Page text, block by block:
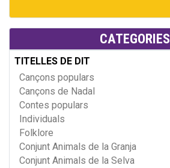
CATEGORIES
TITELLES DE DIT
Cançons populars
Cançons de Nadal
Contes populars
Individuals
Folklore
Conjunt Animals de la Granja
Conjunt Animals de la Selva